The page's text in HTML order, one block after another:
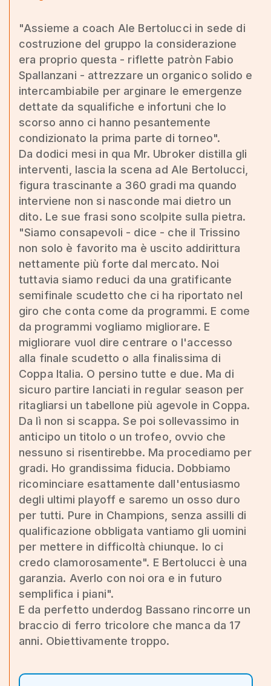
"Assieme a coach Ale Bertolucci in sede di
costruzione del gruppo la considerazione
era proprio questa - riflette patròn Fabio
Spallanzani - attrezzare un organico solido e
intercambiabile per arginare le emergenze
dettate da squalifiche e infortuni che lo
scorso anno ci hanno pesantemente
condizionato la prima parte di torneo".
Da dodici mesi in qua Mr. Ubroker distilla gli
interventi, lascia la scena ad Ale Bertolucci,
figura trascinante a 360 gradi ma quando
interviene non si nasconde mai dietro un
dito. Le sue frasi sono scolpite sulla pietra.
"Siamo consapevoli - dice - che il Trissino
non solo è favorito ma è uscito addirittura
nettamente più forte dal mercato. Noi
tuttavia siamo reduci da una gratificante
semifinale scudetto che ci ha riportato nel
giro che conta come da programmi. E come
da programmi vogliamo migliorare. E
migliorare vuol dire centrare o l'accesso
alla finale scudetto o alla finalissima di
Coppa Italia. O persino tutte e due. Ma di
sicuro partire lanciati in regular season per
ritagliarsi un tabellone più agevole in Coppa.
Da lì non si scappa. Se poi sollevassimo in
anticipo un titolo o un trofeo, ovvio che
nessuno si risentirebbe. Ma procediamo per
gradi. Ho grandissima fiducia. Dobbiamo
ricominciare esattamente dall'entusiasmo
degli ultimi playoff e saremo un osso duro
per tutti. Pure in Champions, senza assilli di
qualificazione obbligata vantiamo gli uomini
per mettere in difficoltà chiunque. Io ci
credo clamorosamente". E Bertolucci è una
garanzia. Averlo con noi ora e in futuro
semplifica i piani".
E da perfetto underdog Bassano rincorre un
braccio di ferro tricolore che manca da 17
anni. Obiettivamente troppo.